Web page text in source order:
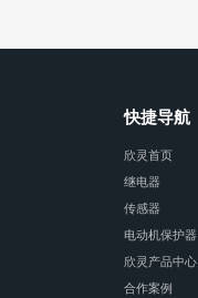
快捷导航
欣灵首页
继电器
传感器
电动机保护器
欣灵产品中心
合作案例